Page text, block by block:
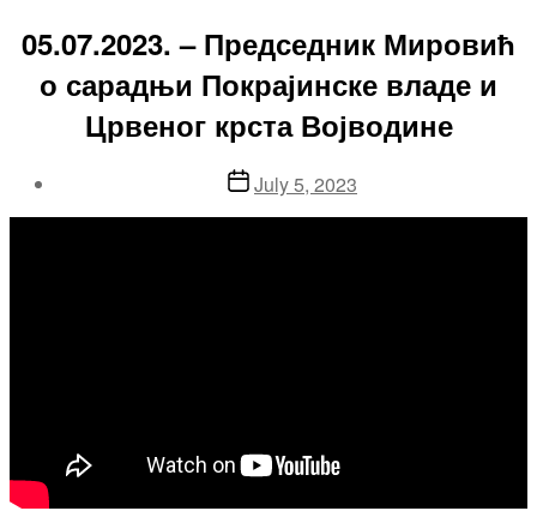
05.07.2023. – Председник Мировић
о сарадњи Покрајинске владе и
Црвеног крста Војводине
PostJuly 5, 2023